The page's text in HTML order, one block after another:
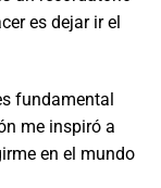
es dejar ir el
fundamental
me inspiró a
en el mundo